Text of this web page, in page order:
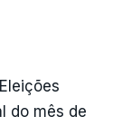
do mês de